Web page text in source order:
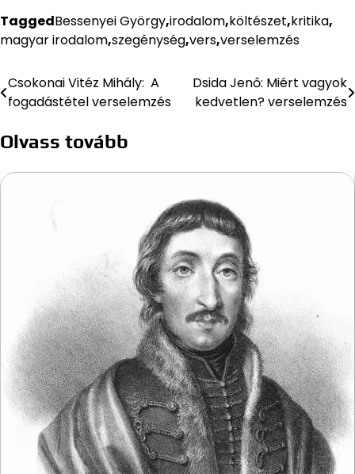
TaggedBessenyei György,irodalom,költészet,kritika,
magyar irodalom,szegénység,vers,verselemzés
Bejegyzés
navigáció
Csokonai Vitéz Mihály: A
fogadástétel verselemzés
Dsida Jenő: Miért vagyok
kedvetlen? verselemzés
Olvass tovább